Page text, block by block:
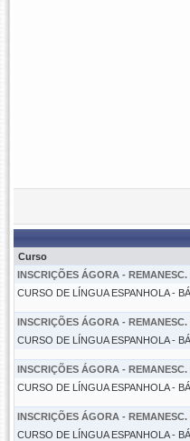
Curso
INSCRIÇÕES ÁGORA -
CURSO DE LÍNGUA ESPANHOLA -
INSCRIÇÕES ÁGORA -
CURSO DE LÍNGUA ESPANHOLA -
INSCRIÇÕES ÁGORA -
CURSO DE LÍNGUA ESPANHOLA -
INSCRIÇÕES ÁGORA -
CURSO DE LÍNGUA ESPANHOLA -